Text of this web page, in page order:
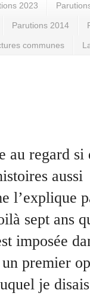
2023
Parutions 2014
communes
au regard si
aussi
l’explique
sept ans
imposée
premier
je